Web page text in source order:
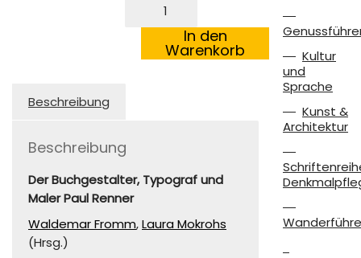
Schöpfer
der
Menge
In den
Warenkorb
Beschreibung
Beschreibung
Der Buchgestalter, Typograf und
Maler Paul Renner
Waldemar Fromm,Laura Mokrohs
(Hrsg.)
Kultur
und
Sprache
Kunst &
Architektur